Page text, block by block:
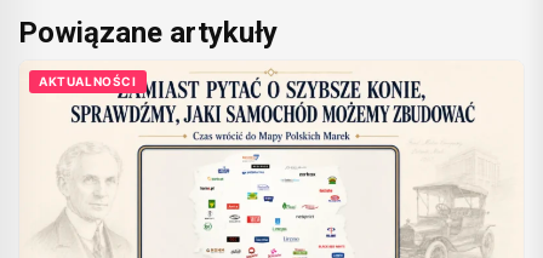
Powiązane artykuły
AKTUALNOŚCI